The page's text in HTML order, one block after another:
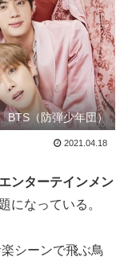
BTS（防弾少年団）
2021.04.18
ンターテインメン
になっている。
シーンで飛ぶ鳥